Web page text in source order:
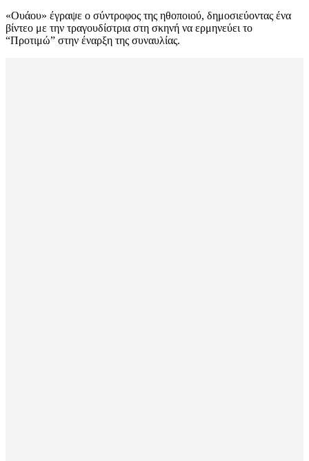
«Ουάου» έγραψε ο σύντροφος της ηθοποιού, δημοσιεύοντας ένα
βίντεο με την τραγουδίστρια στη σκηνή να ερμηνεύει το
“Προτιμώ” στην έναρξη της συναυλίας.